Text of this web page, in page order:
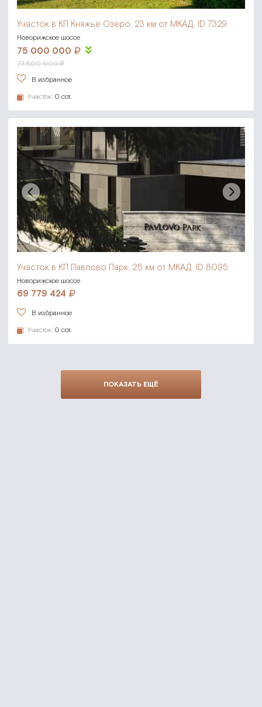
Участок в КП Княжье Озеро, 23 км от МКАД, ID 7329
Новорижское шоссе
75 000 000
77 500 000 ₽
В избранное
Участок: 0 сот.
Участок в КП Павлово Парк, 25 км от МКАД, ID 8095
Новорижское шоссе
69 779 424
В избранное
Участок: 0 сот.
ПОКАЗАТЬ ЕЩЁ